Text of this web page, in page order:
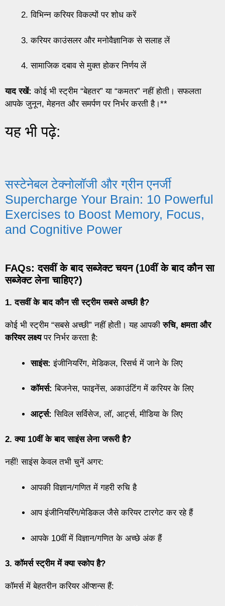
विभिन्न करियर विकल्पों पर शोध करें
करियर काउंसलर और मनोवैज्ञानिक से सलाह लें
सामाजिक दबाव से मुक्त होकर निर्णय लें
याद रखें: कोई भी स्ट्रीम “बेहतर” या “कमतर” नहीं होती। सफलता
आपके जुनून, मेहनत और समर्पण पर निर्भर करती है।**
यह भी पढ़े:
सस्टेनेबल टेक्नोलॉजी और ग्रीन एनर्जी
Supercharge Your Brain: 10 Powerful
Exercises to Boost Memory, Focus,
and Cognitive Power
FAQs: दसवीं के बाद सब्जेक्ट चयन (10वीं के बाद कौन सा
सब्जेक्ट लेना चाहिए?)
1. दसवीं के बाद कौन सी स्ट्रीम सबसे अच्छी है?
कोई भी स्ट्रीम “सबसे अच्छी” नहीं होती। यह आपकीरुचि, क्षमता और
करियर लक्ष्यपर निर्भर करता है:
साइंस: इंजीनियरिंग, मेडिकल, रिसर्च में जाने के लिए
कॉमर्स: बिजनेस, फाइनेंस, अकाउंटिंग में करियर के लिए
आर्ट्स: सिविल सर्विसेज, लॉ, आर्ट्स, मीडिया के लिए
2. क्या 10वीं के बाद साइंस लेना जरूरी है?
नहीं! साइंस केवल तभी चुनें अगर:
आपकी विज्ञान/गणित में गहरी रुचि है
आप इंजीनियरिंग/मेडिकल जैसे करियर टारगेट कर रहे हैं
आपके 10वीं में विज्ञान/गणित के अच्छे अंक हैं
3. कॉमर्स स्ट्रीम में क्या स्कोप है?
कॉमर्स में बेहतरीन करियर ऑप्शन्स हैं: